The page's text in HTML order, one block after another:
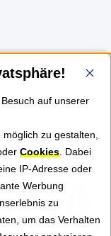
auf unserer
zu gestalten,
Cookies . Dabei
IP-Adresse oder
Werbung
zu
um das Verhalten